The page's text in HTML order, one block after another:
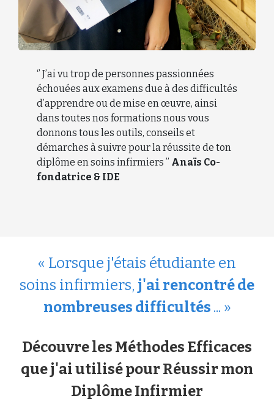
‘’ J’ai vu trop de personnes passionnées
échouées aux examens due à des difficultés
d’apprendre ou de mise en œuvre, ainsi
dans toutes nos formations nous vous
donnons tous les outils, conseils et
démarches à suivre pour la réussite de ton
diplôme en soins infirmiers ’’ Anaïs Co-
fondatrice & IDE
« Lorsque j'étais étudiante en
soins infirmiers, j'ai rencontré de
nombreuses difficultés ... »
Découvre les Méthodes Efficaces
que j'ai utilisé pour Réussir mon
Diplôme Infirmier